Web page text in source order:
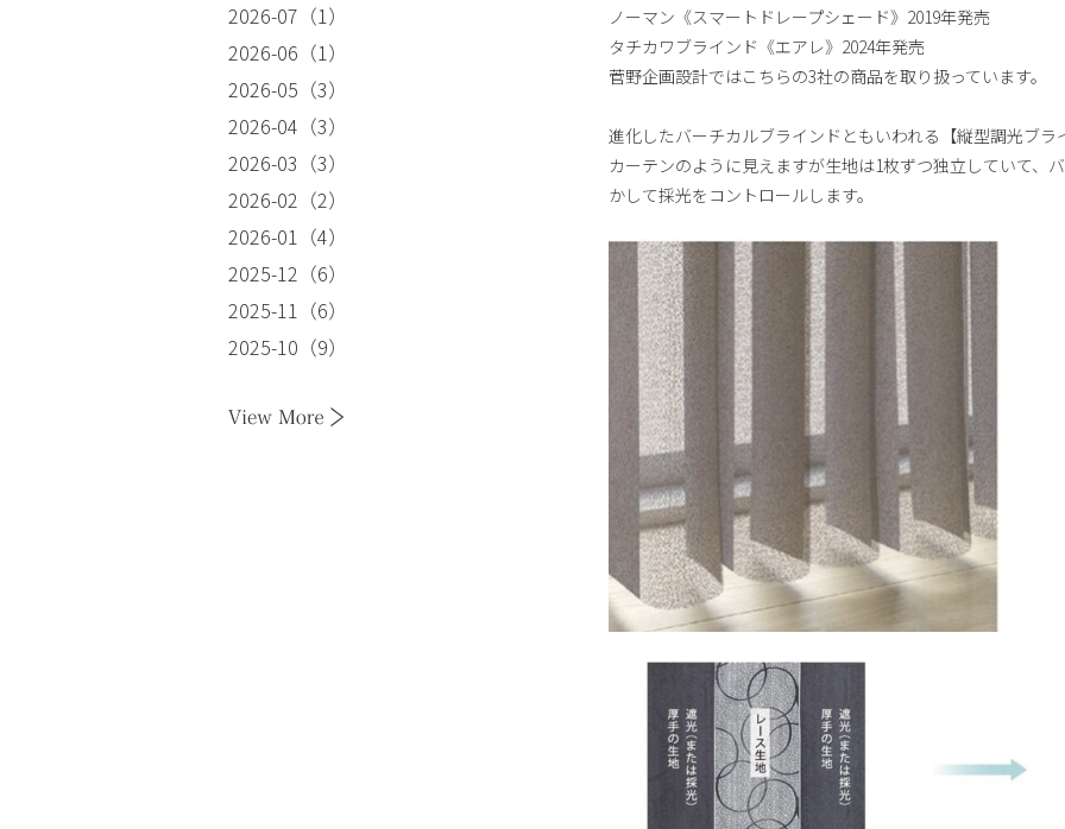
ノーマン《スマートドレープシェード》2019年発売
タチカワブラインド《エアレ》2024年発売
菅野企画設計ではこちらの3社の商品を取り扱っています。
進化したバーチカルブラインドともいわれる【縦型調光ブラ
カーテンのように見えますが生地は1枚ずつ独立していて、
かして採光をコントロールします。
2026-07（1）
2026-06（1）
2026-05（3）
2026-04（3）
2026-03（3）
2026-02（2）
2026-01（4）
2025-12（6）
2025-11（6）
2025-10（9）